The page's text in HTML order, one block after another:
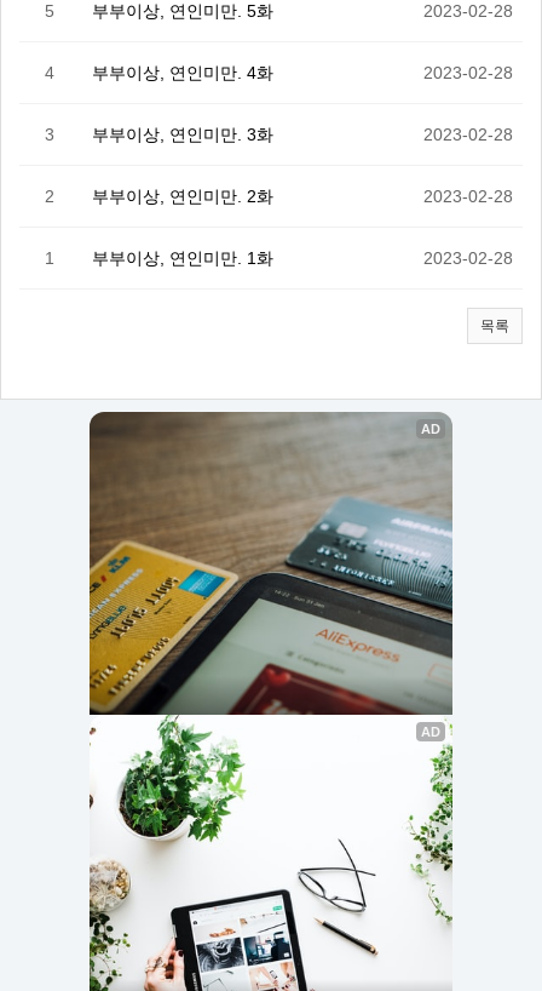
5 부부이상, 연인미만. 5화 2023-02-28
4 부부이상, 연인미만. 4화 2023-02-28
3 부부이상, 연인미만. 3화 2023-02-28
2 부부이상, 연인미만. 2화 2023-02-28
1 부부이상, 연인미만. 1화 2023-02-28
목록